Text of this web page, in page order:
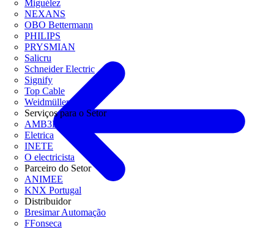
Miguélez
NEXANS
OBO Bettermann
PHILIPS
PRYSMIAN
Salicru
Schneider Electric
Signify
Top Cable
Weidmüller
Serviços para o Setor
AMB3E
Eletrica
INETE
O electricista
Parceiro do Setor
ANIMEE
KNX Portugal
Distribuidor
Bresimar Automação
FFonseca